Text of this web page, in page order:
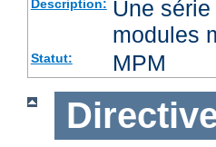
Description: Une
modules
Statut: MPM